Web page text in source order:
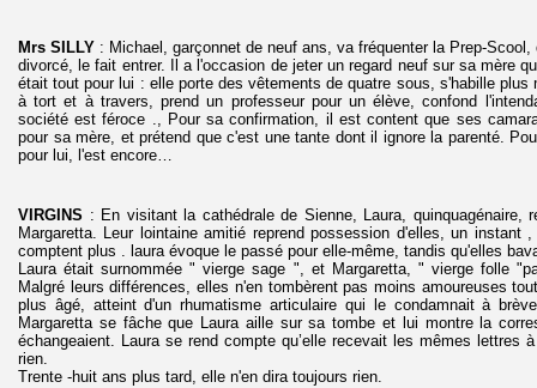
Mrs SILLY : Michael, garçonnet de neuf ans, va fréquenter la Prep-
divorcé, le fait entrer. Il a l'occasion de jeter un regard neuf sur sa mère
était tout pour lui : elle porte des vêtements de quatre sous, s'habille plus
à tort et à travers, prend un professeur pour un élève, confond
société est féroce ., Pour sa confirmation, il est content que ses
pour sa mère, et prétend que c'est une tante dont il ignore la parenté.
pour lui, l'est encore…
VIRGINS : En visitant la cathédrale de Sienne, Laura, quinquagénaire,
Margaretta. Leur lointaine amitié reprend possession d'elles, un instant
comptent plus . laura évoque le passé pour elle-même, tandis qu'elles
Laura était surnommée " vierge sage ", et Margaretta, " vierge folle
Malgré leurs différences, elles n'en tombèrent pas moins amoureuses
plus âgé, atteint d'un rhumatisme articulaire qui le condamnait à
Margaretta se fâche que Laura aille sur sa tombe et lui montre la
échangeaient. Laura se rend compte qu’elle recevait les mêmes lettres
rien.
Trente -huit ans plus tard, elle n'en dira toujours rien.